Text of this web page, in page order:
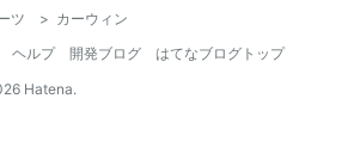
ツ > カーウィン
ヘルプ 開発ブログ
はてなブログトップ
Hatena.